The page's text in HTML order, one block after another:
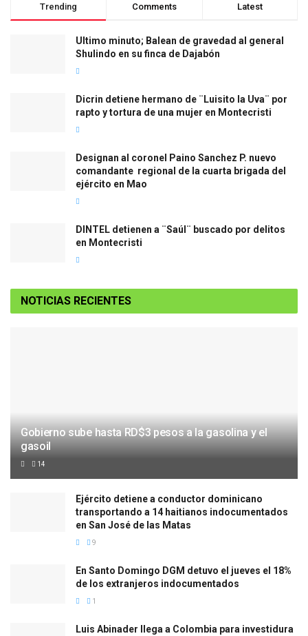
Trending Comments Latest
Ultimo minuto; Balean de gravedad al general
Shulindo en su finca de Dajabón
Dicrin detiene hermano de ¨Luisito la Uva¨ por
rapto y tortura de una mujer en Montecristi
Designan al coronel Paino Sanchez P. nuevo
comandante regional de la cuarta brigada del
ejército en Mao
DINTEL detienen a ¨Saúl¨ buscado por delitos
en Montecristi
NOTICIAS RECIENTES
Gobierno sube hasta RD$3 pesos a la gasolina y el
gasoil
14
Ejército detiene a conductor dominicano
transportando a 14 haitianos indocumentados
en San José de las Matas
9
En Santo Domingo DGM detuvo el jueves el 18%
de los extranjeros indocumentados
1
Luis Abinader llega a Colombia para investidura